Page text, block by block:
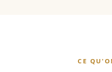
CE